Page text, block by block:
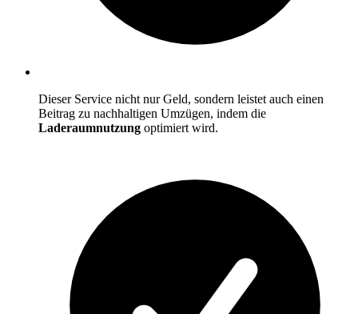
Dieser Service nicht nur Geld, sondern leistet auch einen
Beitrag zu nachhaltigen Umzügen, indem die
Laderaumnutzung optimiert wird.